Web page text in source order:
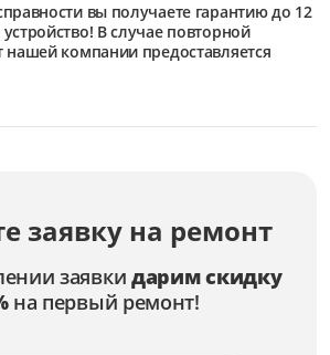
вы получаете гарантию до 12
В случае повторной
компании предоставляется
заявку на ремонт
заявки дарим скидку
на первый ремонт!